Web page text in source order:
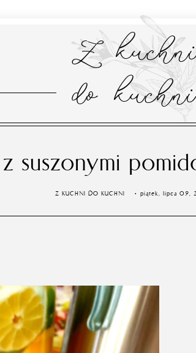
Z
do kuchni
suszonymi
Z KUCHNI DO KUCHNI piątek, lipca 09,